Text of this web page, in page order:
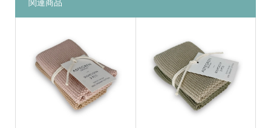
関連商品